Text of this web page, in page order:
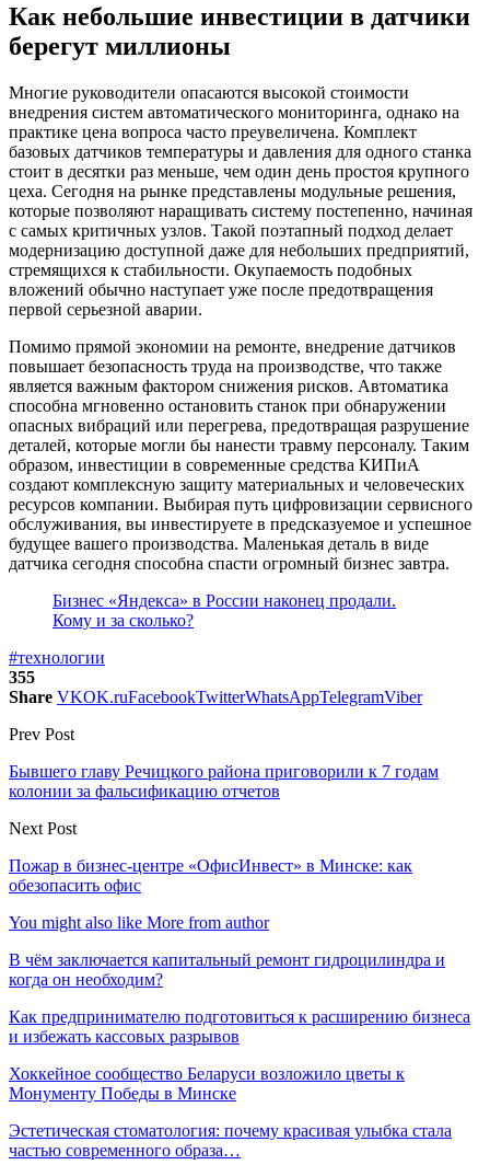
Как небольшие инвестиции в датчики
берегут миллионы
Многие руководители опасаются высокой стоимости
внедрения систем автоматического мониторинга, однако на
практике цена вопроса часто преувеличена. Комплект
базовых датчиков температуры и давления для одного станка
стоит в десятки раз меньше, чем один день простоя крупного
цеха. Сегодня на рынке представлены модульные решения,
которые позволяют наращивать систему постепенно, начиная
с самых критичных узлов. Такой поэтапный подход делает
модернизацию доступной даже для небольших предприятий,
стремящихся к стабильности. Окупаемость подобных
вложений обычно наступает уже после предотвращения
первой серьезной аварии.
Помимо прямой экономии на ремонте, внедрение датчиков
повышает безопасность труда на производстве, что также
является важным фактором снижения рисков. Автоматика
способна мгновенно остановить станок при обнаружении
опасных вибраций или перегрева, предотвращая разрушение
деталей, которые могли бы нанести травму персоналу. Таким
образом, инвестиции в современные средства КИПиА
создают комплексную защиту материальных и человеческих
ресурсов компании. Выбирая путь цифровизации сервисного
обслуживания, вы инвестируете в предсказуемое и успешное
будущее вашего производства. Маленькая деталь в виде
датчика сегодня способна спасти огромный бизнес завтра.
Бизнес «Яндекса» в России наконец продали.
Кому и за сколько?
#технологии
355
Share VKOK.ruFacebookTwitterWhatsAppTelegramViber
Prev Post
Бывшего главу Речицкого района приговорили к 7 годам
колонии за фальсификацию отчетов
Next Post
Пожар в бизнес-центре «ОфисИнвест» в Минске: как
обезопасить офис
You might also like More from author
В чём заключается капитальный ремонт гидроцилиндра и
когда он необходим?
Как предпринимателю подготовиться к расширению бизнеса
и избежать кассовых разрывов
Хоккейное сообщество Беларуси возложило цветы к
Монументу Победы в Минске
Эстетическая стоматология: почему красивая улыбка стала
частью современного образа…